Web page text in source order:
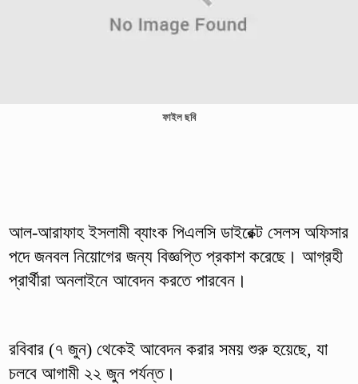
ফাইল ছবি
আল-আরাফাহ ইসলামী ব্যাংক পিএলসি ডাইরেক্ট সেলস অফিসার
পদে জনবল নিয়োগের জন্য বিজ্ঞপ্তি প্রকাশ করেছে। আগ্রহী
প্রার্থীরা অনলাইনে আবেদন করতে পারবেন।
রবিবার (৭ জুন) থেকেই আবেদন করার সময় শুরু হয়েছে, যা
চলবে আগামী ২২ জুন পর্যন্ত।